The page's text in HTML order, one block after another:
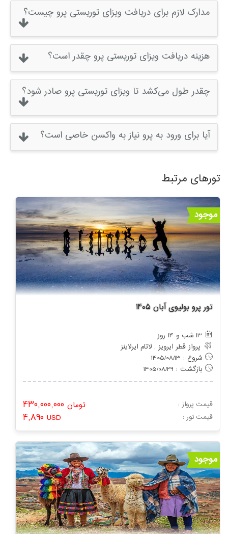
مدارک لازم برای دریافت ویزای توریستی پرو چیست؟
هزینه دریافت ویزای توریستی پرو چقدر است؟
چقدر طول می‌کشد تا ویزای توریستی پرو صادر شود؟
آیا برای ورود به پرو نیاز به واکسن خاصی است؟
تورهای مرتبط
موجود
تور پرو بولیوی آبان 1405
13 شب و 14 روز
پرواز قطر ایرویز , لاتام ایرلاینز
شروع : 1405/08/13
بازگشت : 1405/08/29
تومان قیمت پرواز :
4,890 USD : قیمت تور
موجود